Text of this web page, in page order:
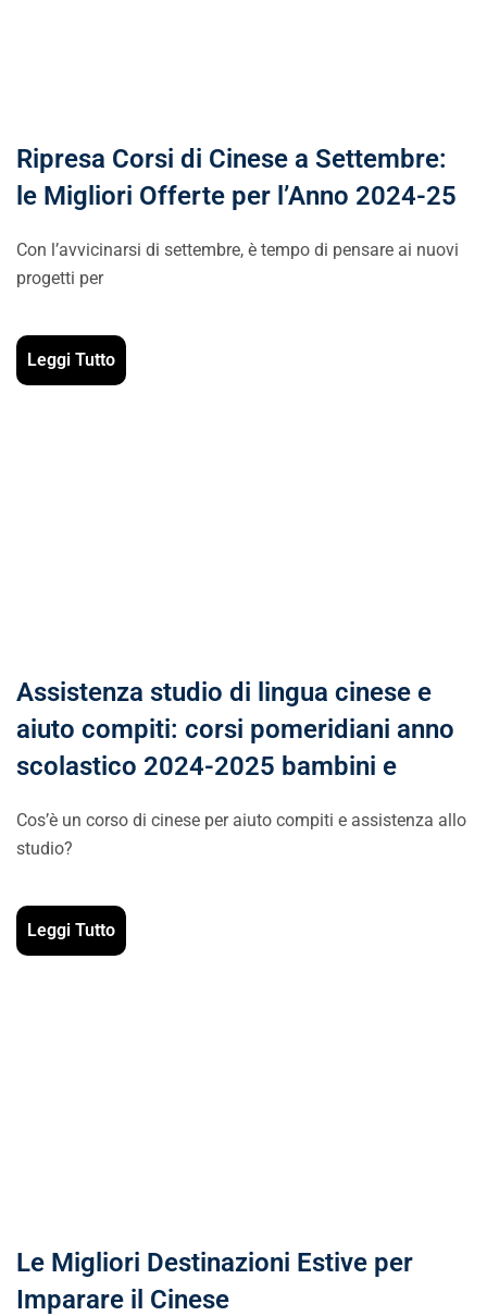
Ripresa Corsi di Cinese a Settembre:
le Migliori Offerte per l’Anno 2024-25
Con l’avvicinarsi di settembre, è tempo di pensare ai nuovi
progetti per
Leggi Tutto
Assistenza studio di lingua cinese e
aiuto compiti: corsi pomeridiani anno
scolastico 2024-2025 bambini e
Cos’è un corso di cinese per aiuto compiti e assistenza allo
studio?
Leggi Tutto
Le Migliori Destinazioni Estive per
Imparare il Cinese